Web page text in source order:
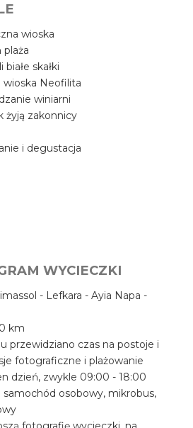
wioska
plaża
skałki
wioska Neofilita
winiarni
żyją zakonnicy
i degustacja
WYCIECZKI
- Lefkara - Ayia Napa -
km
przewidziano czas na postoje i
fotograficzne i plażowanie
dzień, zwykle 09:00 - 18:00
samochód osobowy, mikrobus,